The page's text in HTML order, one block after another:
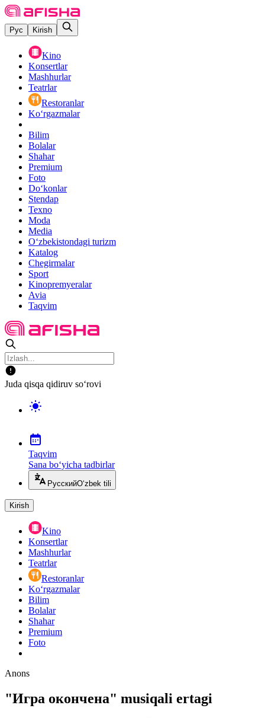
Рус Kirish
Kino
Konsertlar
Mashhurlar
Teatrlar
Restoranlar
Ko‘rgazmalar
Bilim
Bolalar
Shahar
Premium
Foto
Do‘konlar
Stendap
Texno
Moda
Media
O‘zbekistondagi turizm
Katalog
Chegirmalar
Sport
Kinopremyeralar
Avia
Taqvim
Juda qisqa qidiruv so‘rovi
Taqvim
Sana bo‘yicha tadbirlar
РусскийO‘zbek tili
Kirish
Kino
Konsertlar
Mashhurlar
Teatrlar
Restoranlar
Ko‘rgazmalar
Bilim
Bolalar
Shahar
Premium
Foto
Anons
"Игра окончена" musiqali ertagi